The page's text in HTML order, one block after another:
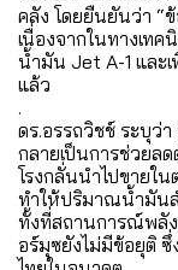
คลัง โดยยืนยันว่า “
เนื่องจากในทางเท
น้ำมัน Jet A-1 และ
แล้ว
.
ดร.อรรถวิชช์ ระบุว่
กลายเป็นการช่วยล
โรงกลั่นนำไปขายใน
ทำให้ปริมาณน้ำมันส
ทั้งที่สถานการณ์พลัง
อร์มุซยังไม่มีข้อยุติ